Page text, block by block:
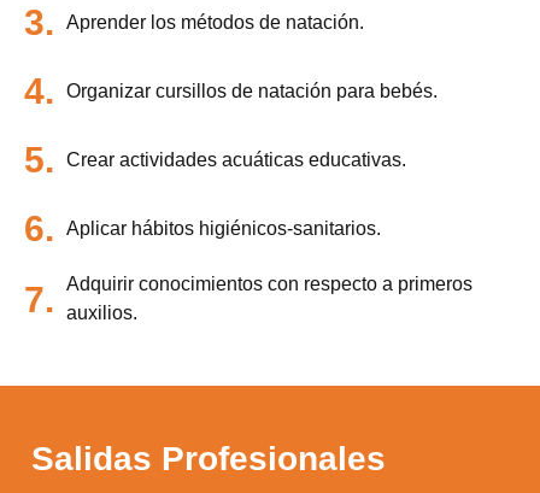
3. Aprender los métodos de natación.
4. Organizar cursillos de natación para bebés.
5. Crear actividades acuáticas educativas.
6. Aplicar hábitos higiénicos-sanitarios.
7.
Adquirir conocimientos con respecto a primeros
auxilios.
Salidas Profesionales